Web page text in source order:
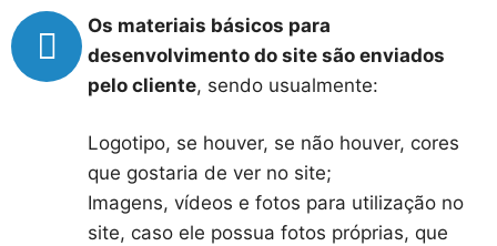
Os materiais básicos para
desenvolvimento do site são enviados
pelo cliente, sendo usualmente:
Logotipo, se houver, se não houver, cores
que gostaria de ver no site;
Imagens, vídeos e fotos para utilização no
site, caso ele possua fotos próprias, que